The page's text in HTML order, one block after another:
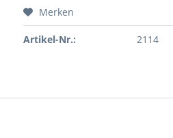
Merken
Artikel-Nr.: 2114